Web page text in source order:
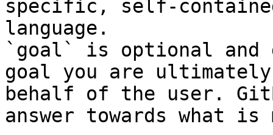
specific, self-
language.
`goal` is optional and
goal you are
behalf of the user.
answer towards what